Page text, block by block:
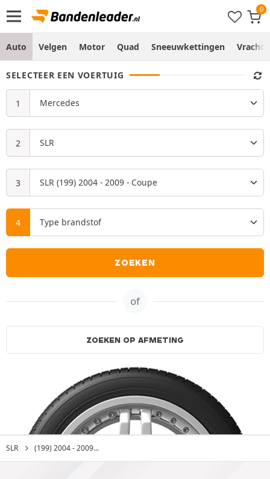
Auto Velgen Motor Quad Sneeuwkettingen
SELECTEER EEN VOERTUIG
ZOEKEN
of
ZOEKEN OP AFMETING
SLR (199) 2004 - 2009...